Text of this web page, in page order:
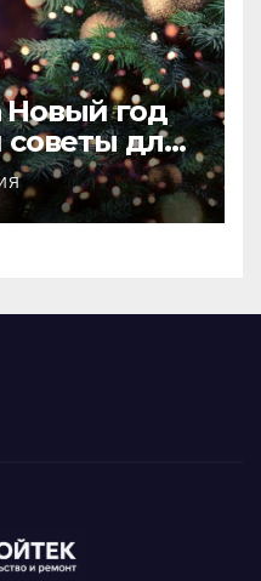
год
советы для